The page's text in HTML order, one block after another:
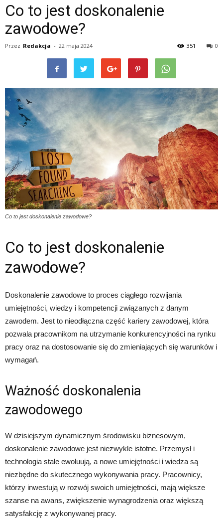
Co to jest doskonalenie
zawodowe?
Przez Redakcja - 22 maja 2024 0
351
Co to jest doskonalenie zawodowe?
Co to jest doskonalenie
zawodowe?
Doskonalenie zawodowe to proces ciągłego rozwijania
umiejętności, wiedzy i kompetencji związanych z danym
zawodem. Jest to nieodłączna część kariery zawodowej, która
pozwala pracownikom na utrzymanie konkurencyjności na rynku
pracy oraz na dostosowanie się do zmieniających się warunków i
wymagań.
Ważność doskonalenia
zawodowego
W dzisiejszym dynamicznym środowisku biznesowym,
doskonalenie zawodowe jest niezwykle istotne. Przemysł i
technologia stale ewoluują, a nowe umiejętności i wiedza są
niezbędne do skutecznego wykonywania pracy. Pracownicy,
którzy inwestują w rozwój swoich umiejętności, mają większe
szanse na awans, zwiększenie wynagrodzenia oraz większą
satysfakcję z wykonywanej pracy.